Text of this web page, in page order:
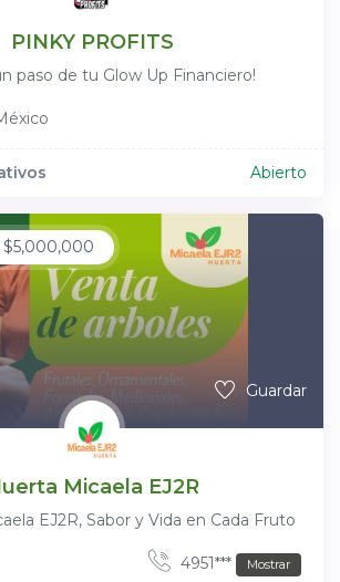
PINKY PROFITS
paso de tu Glow Up Financiero!
Abierto
$5,000,000
Guardar
Micaela EJ2R
EJ2R, Sabor y Vida en Cada Fruto
4951*** Mostrar